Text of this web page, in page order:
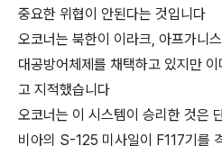
중요한 위협이 안된다는 것입니다
오코너는 북한이 이라크, 아프가니
대공방어체제를 채택하고 있지만
고 지적했습니다
오코너는 이 시스템이 승리한 것은
비아의 S-125 미사일이 F117기를